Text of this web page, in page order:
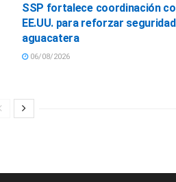
SSP fortalece coordinación
EE.UU. para reforzar
aguacatera
06/08/2026